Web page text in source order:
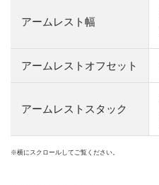
アームレスト幅
アームレストオフセット
アームレストスタック